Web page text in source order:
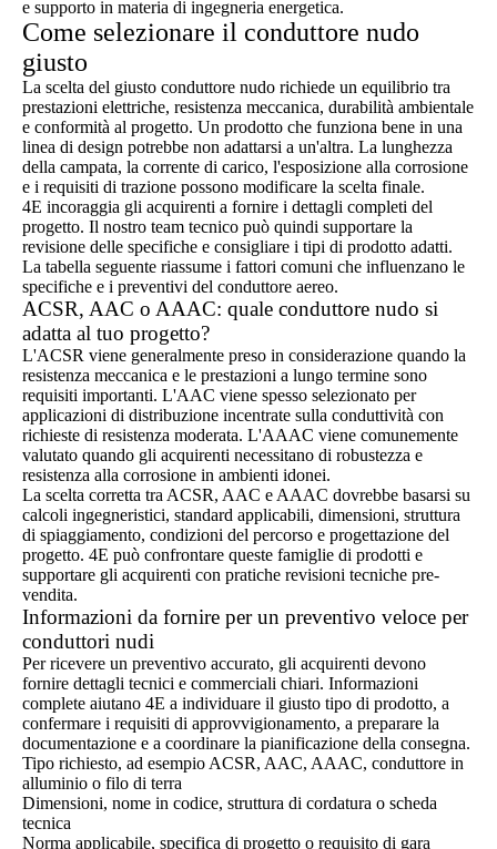
e supporto in materia di ingegneria energetica.
Come selezionare il conduttore nudo
giusto
La scelta del giusto conduttore nudo richiede un equilibrio tra
prestazioni elettriche, resistenza meccanica, durabilità ambientale
e conformità al progetto. Un prodotto che funziona bene in una
linea di design potrebbe non adattarsi a un'altra. La lunghezza
della campata, la corrente di carico, l'esposizione alla corrosione
e i requisiti di trazione possono modificare la scelta finale.
4E incoraggia gli acquirenti a fornire i dettagli completi del
progetto. Il nostro team tecnico può quindi supportare la
revisione delle specifiche e consigliare i tipi di prodotto adatti.
La tabella seguente riassume i fattori comuni che influenzano le
specifiche e i preventivi del conduttore aereo.
ACSR, AAC o AAAC: quale conduttore nudo si
adatta al tuo progetto?
L'ACSR viene generalmente preso in considerazione quando la
resistenza meccanica e le prestazioni a lungo termine sono
requisiti importanti. L'AAC viene spesso selezionato per
applicazioni di distribuzione incentrate sulla conduttività con
richieste di resistenza moderata. L'AAAC viene comunemente
valutato quando gli acquirenti necessitano di robustezza e
resistenza alla corrosione in ambienti idonei.
La scelta corretta tra ACSR, AAC e AAAC dovrebbe basarsi su
calcoli ingegneristici, standard applicabili, dimensioni, struttura
di spiaggiamento, condizioni del percorso e progettazione del
progetto. 4E può confrontare queste famiglie di prodotti e
supportare gli acquirenti con pratiche revisioni tecniche pre-
vendita.
Informazioni da fornire per un preventivo veloce per
conduttori nudi
Per ricevere un preventivo accurato, gli acquirenti devono
fornire dettagli tecnici e commerciali chiari. Informazioni
complete aiutano 4E a individuare il giusto tipo di prodotto, a
confermare i requisiti di approvvigionamento, a preparare la
documentazione e a coordinare la pianificazione della consegna.
Tipo richiesto, ad esempio ACSR, AAC, AAAC, conduttore in
alluminio o filo di terra
Dimensioni, nome in codice, struttura di cordatura o scheda
tecnica
Norma applicabile, specifica di progetto o requisito di gara